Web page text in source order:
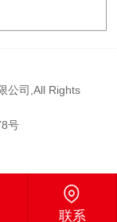
公司,All Rights
号
联系